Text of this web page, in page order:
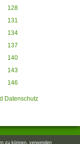
128
131
134
137
140
143
146
Datenschutz
zu können, verwenden